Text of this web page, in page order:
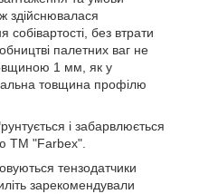
здійснювалася
собівартості, без втрати
палетних ваг не
1 мм, як у
товщина профілю
і забарвлюється
ТМ "Farbex".
тензодатчики
зарекомендували